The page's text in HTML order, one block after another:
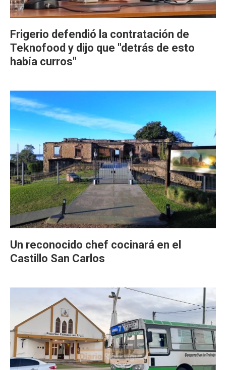
Frigerio defendió la contratación de
Teknofood y dijo que "detrás de esto
había curros"
Un reconocido chef cocinará en el
Castillo San Carlos